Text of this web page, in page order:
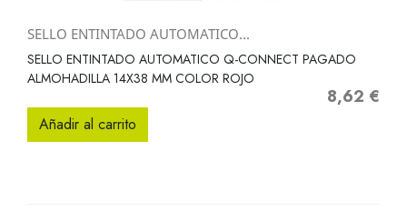
SELLO ENTINTADO AUTOMATICO...
SELLO ENTINTADO AUTOMATICO Q-CONNECT PAGADO
ALMOHADILLA 14X38 MM COLOR ROJO
Precio
8,62 €
Añadir al carrito